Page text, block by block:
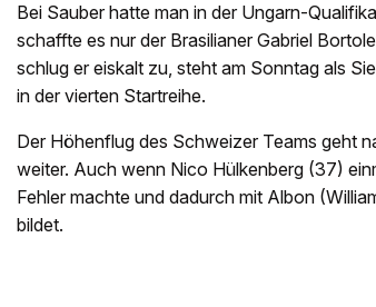
Bei Sauber hatte man in der Ungarn-
schaffte es nur der Brasilianer Gabriel
schlug er eiskalt zu, steht am Sonntag als
in der vierten Startreihe.
Der Höhenflug des Schweizer Teams geht
weiter. Auch wenn Nico Hülkenberg (37)
Fehler machte und dadurch mit Albon
bildet.